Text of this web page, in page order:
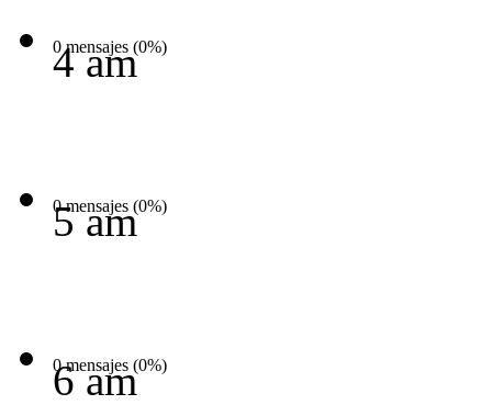
0 mensajes (0%)
4 am
0 mensajes (0%)
5 am
0 mensajes (0%)
6 am